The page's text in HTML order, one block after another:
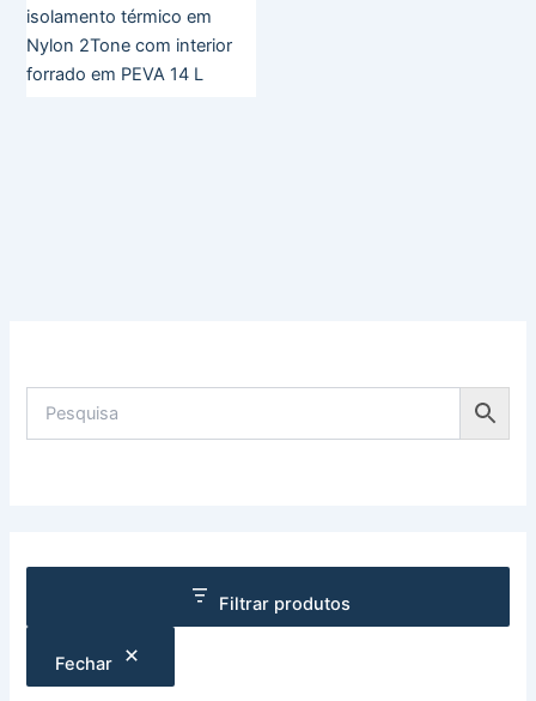
Filtrar produtos
Fechar
isolamento térmico em
Nylon 2Tone com interior
forrado em PEVA 14 L